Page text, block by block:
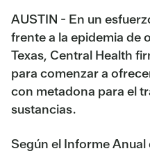
AUSTIN - En un
frente a la epidemia de
Texas, Central Health
para comenzar a
con metadona para el
sustancias.
Según el Informe